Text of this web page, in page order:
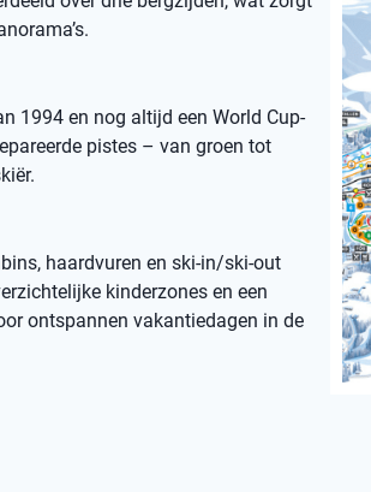
1994 en nog altijd een World Cup-
pistes – van groen tot
haardvuren en ski-in/ski-out
kinderzones en een
ontspannen vakantiedagen in de